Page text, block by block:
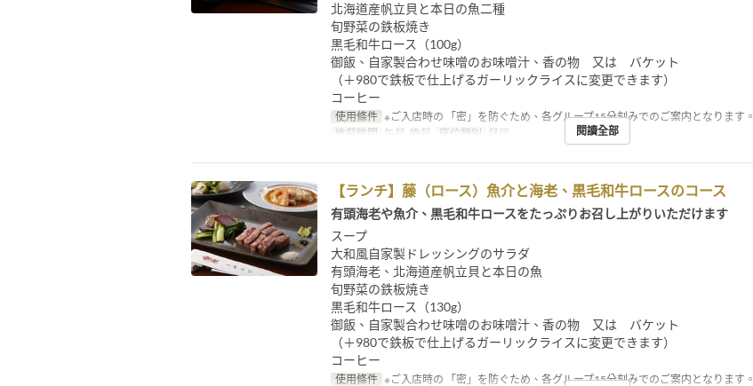
北海道産帆立貝と本日の魚二種
旬野菜の鉄板焼き
黒毛和牛ロース（100g）
御飯、自家製合わせ味噌のお味噌汁、香の物 又は バケット
（＋980で鉄板で仕上げるガーリックライスに変更できます）
コーヒー
使用條件 ※ご入店時の 「密」を防ぐため、各グループ15分刻みでのご案内となります。
進餐時間
午餐, 晚餐 座位類別 餐厅 閱讀全部
【ランチ】藤（ロース）魚介と海老、黒毛和牛ロースのコース
有頭海老や魚介、黒毛和牛ロースをたっぷりお召し上がりいただけます
スープ
大和風自家製ドレッシングのサラダ
有頭海老、北海道産帆立貝と本日の魚
旬野菜の鉄板焼き
黒毛和牛ロース（130g）
御飯、自家製合わせ味噌のお味噌汁、香の物 又は バケット
（＋980で鉄板で仕上げるガーリックライスに変更できます）
コーヒー
使用條件 ※ご入店時の 「密」を防ぐため、各グループ15分刻みでのご案内となります。